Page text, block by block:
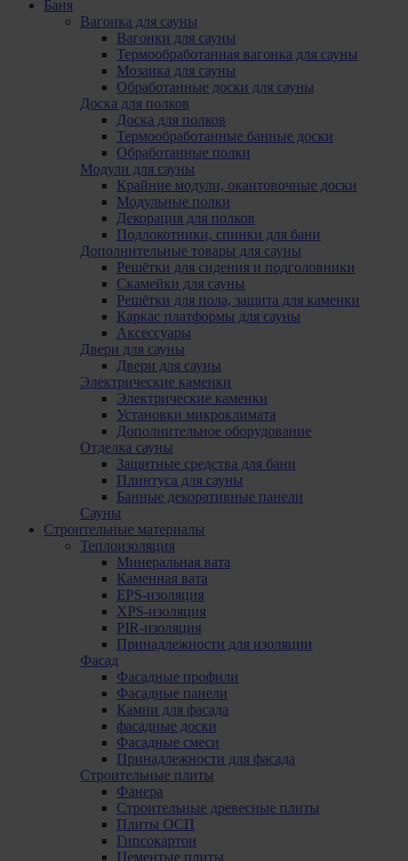
Баня
Вагонка для сауны
Вагонки для сауны
Термообработанная вагонка для сауны
Мозаика для сауны
Обработанные доски для сауны
Доска для полков
Доска для полков
Термообработанные банные доски
Обработанные полки
Модули для сауны
Крайние модули, oкантовочные доски
Модульные полки
Декорация для полков
Подлокотники, cпинки для бани
Дополнительные товары для сауны
Решётки для сидения и подголовники
Скамейки для сауны
Решётки для пола, защита для каменки
Каркас платформы для сауны
Аксессуары
Двери для сауны
Двери для сауны
Электрические каменки
Электрические каменки
Установки микроклимата
Дополнительное оборудование
Отделка сауны
Защитные средства для бани
Плинтуса для сауны
Банные декоративные панели
Сауны
Строительные материалы
Теплоизоляция
Минеральная вата
Каменная вата
EPS-изоляция
XPS-изоляция
PIR-изоляция
Принадлежности для изоляции
Фасад
Фасадные профили
Фасадные панели
Камни для фасада
фасадные доски
Фасадные смеси
Принадлежности для фасада
Строительные плиты
Фанера
Строительные древесные плиты
Плиты ОСП
Гипсокартон
Цементые плиты